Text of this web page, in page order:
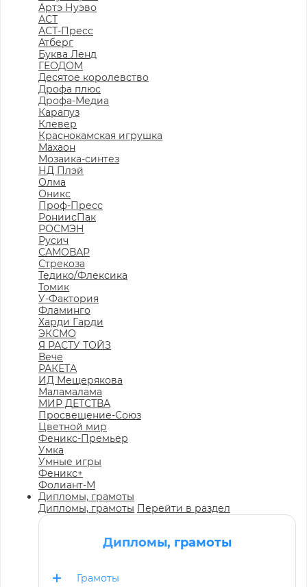
Артэ Нуэво
АСТ
АСТ-Пресс
Атберг
Буква Ленд
ГЕОДОМ
Десятое королевство
Дрофа плюс
Дрофа-Медиа
Карапуз
Клевер
Краснокамская игрушка
Махаон
Мозаика-синтез
НД Плэй
Олма
Оникс
Проф-Пресс
РониисПак
РОСМЭН
Русич
САМОВАР
Стрекоза
Тедико/Флексика
Томик
У-Фактория
Фламинго
Харди Гарди
ЭКСМО
Я РАСТУ ТОЙЗ
Вече
РАКЕТА
ИД Мещерякова
Маламалама
МИР ДЕТСТВА
Просвещение-Союз
Цветной мир
Феникс-Премьер
Умка
Умные игры
Феникс+
Фолиант-М
Дипломы, грамоты
Дипломы, грамоты Перейти в раздел
Дипломы, грамоты
Грамоты